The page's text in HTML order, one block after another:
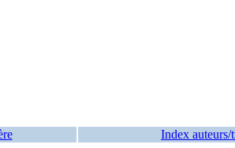
Index auteurs/